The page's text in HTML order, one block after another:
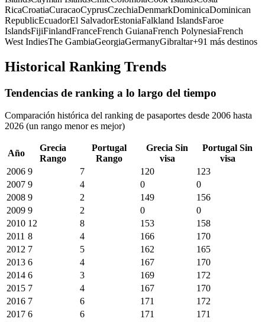
RicaCroatiaCuracaoCyprusCzechiaDenmarkDominicaDominican
RepublicEcuadorEl SalvadorEstoniaFalkland IslandsFaroe
IslandsFijiFinlandFranceFrench GuianaFrench PolynesiaFrench
West IndiesThe GambiaGeorgiaGermanyGibraltar+91 más destinos
Historical Ranking Trends
Tendencias de ranking a lo largo del tiempo
Comparación histórica del ranking de pasaportes desde 2006 hasta
2026 (un rango menor es mejor)
Año
Grecia
Rango
Portugal
Rango
Grecia Sin
visa
Portugal Sin
visa
2006 9 7 120
123
2007 9 4 0
0
2008 9 2 149
156
2009 9 2 0
0
2010 12 8 153
158
2011 8 4 166
170
2012 7 5 162
165
2013 6 4 167
170
2014 6 3 169
172
2015 7 4 167
170
2016 7 6 171
172
2017 6 6 171
171